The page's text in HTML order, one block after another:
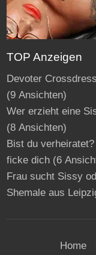
TOP Anzeigen
Devoter
(9 Ansichten)
Wer erzieht eine
(8 Ansichten)
Bist du
ficke dich(6
Frau sucht Sissy
Shemale aus
Home